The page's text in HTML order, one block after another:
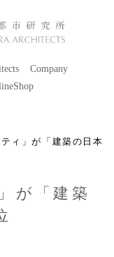
Company
ィ」が「建築の日本
が「建築